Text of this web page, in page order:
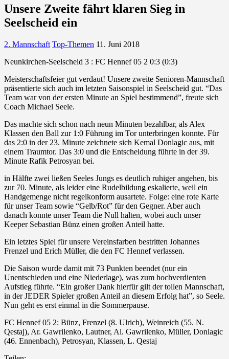
Unsere Zweite fährt klaren Sieg in
Seelscheid ein
2. Mannschaft Top-Themen 11. Juni 2018
Neunkirchen-Seelscheid 3 : FC Hennef 05 2 0:3 (0:3)
Meisterschaftsfeier gut verdaut! Unsere zweite Senioren-Mannschaft
präsentierte sich auch im letzten Saisonspiel in Seelscheid gut. “Das
Team war von der ersten Minute an Spiel bestimmend”, freute sich
Coach Michael Seele.
Das machte sich schon nach neun Minuten bezahlbar, als Alex
Klassen den Ball zur 1:0 Führung im Tor unterbringen konnte. Für
das 2:0 in der 23. Minute zeichnete sich Kemal Donlagic aus, mit
einem Traumtor. Das 3:0 und die Entscheidung führte in der 39.
Minute Rafik Petrosyan bei.
in Hälfte zwei ließen Seeles Jungs es deutlich ruhiger angehen, bis
zur 70. Minute, als leider eine Rudelbildung eskalierte, weil ein
Handgemenge nicht regelkonform ausartete. Folge: eine rote Karte
für unser Team sowie “Gelb/Rot” für den Gegner. Aber auch
danach konnte unser Team die Null halten, wobei auch unser
Keeper Sebastian Bünz einen großen Anteil hatte.
Ein letztes Spiel für unsere Vereinsfarben bestritten Johannes
Frenzel und Erich Müller, die den FC Hennef verlassen.
Die Saison wurde damit mit 73 Punkten beendet (nur ein
Unentschieden und eine Niederlage), was zum hochverdienten
Aufstieg führte. “Ein großer Dank hierfür gilt der tollen Mannschaft,
in der JEDER Spieler großen Anteil an diesem Erfolg hat”, so Seele.
Nun geht es erst einmal in die Sommerpause.
FC Hennef 05 2: Bünz, Frenzel (8. Ulrich), Weinreich (55. N.
Qestaj), Ar. Gawrilenko, Lautner, Al. Gawrilenko, Müller, Donlagic
(46. Ennenbach), Petrosyan, Klassen, L. Qestaj